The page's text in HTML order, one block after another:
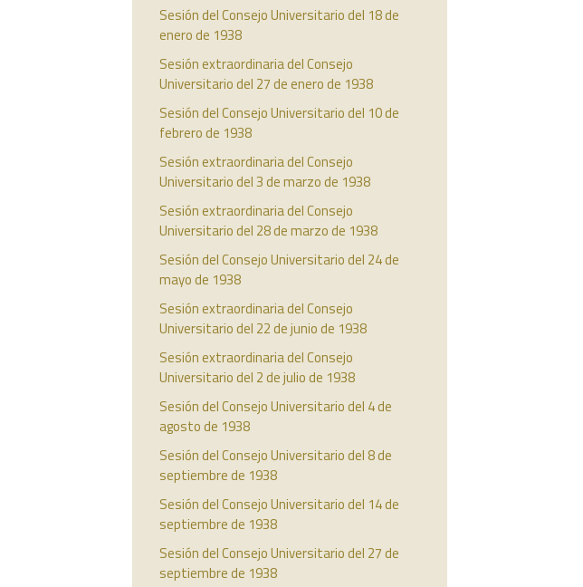
Sesión del Consejo Universitario del 18 de
enero de 1938
Sesión extraordinaria del Consejo
Universitario del 27 de enero de 1938
Sesión del Consejo Universitario del 10 de
febrero de 1938
Sesión extraordinaria del Consejo
Universitario del 3 de marzo de 1938
Sesión extraordinaria del Consejo
Universitario del 28 de marzo de 1938
Sesión del Consejo Universitario del 24 de
mayo de 1938
Sesión extraordinaria del Consejo
Universitario del 22 de junio de 1938
Sesión extraordinaria del Consejo
Universitario del 2 de julio de 1938
Sesión del Consejo Universitario del 4 de
agosto de 1938
Sesión del Consejo Universitario del 8 de
septiembre de 1938
Sesión del Consejo Universitario del 14 de
septiembre de 1938
Sesión del Consejo Universitario del 27 de
septiembre de 1938